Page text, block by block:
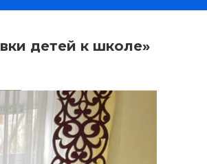
детей к школе»